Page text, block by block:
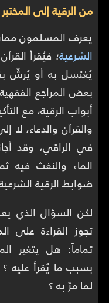
من الرقية إلى المختبر
يعرف المسلمون
الشرعية؛ فيُقرأ
يُغتسل به أو يُرشّ
بعض المراجع
أبواب الرقية، مع
والقرآن والدعاء، لا
في الراقي، وقد
الماء والنفث
ضوابط الرقية
لكن السؤال الذي
تجوز القراءة
تماماً: هل يتغير
بسبب ما يُقرأ عليه
لما مرّ به ؟